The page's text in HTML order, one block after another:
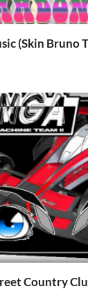
(Skin Bruno
Country